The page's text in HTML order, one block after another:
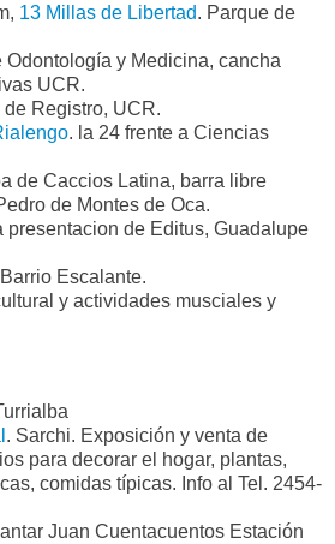
13 Millas de Libertad. Parque de
y Medicina, cancha
UCR.
de Registro, UCR.
. la 24 frente a Ciencias
de Caccios Latina, barra libre
de Montes de Oca.
presentacion de Editus, Guadalupe
Escalante.
y actividades musciales y
. Sarchi. Exposición y venta de
para decorar el hogar, plantas,
comidas típicas. Info al Tel. 2454-
Juan Cuentacuentos Estación